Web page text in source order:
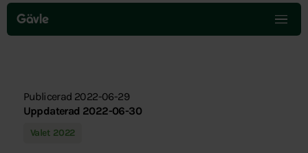
Hoppa
över
menyn
Gävle
Publicerad 2022-06-29
Uppdaterad 2022-06-30
Valet 2022